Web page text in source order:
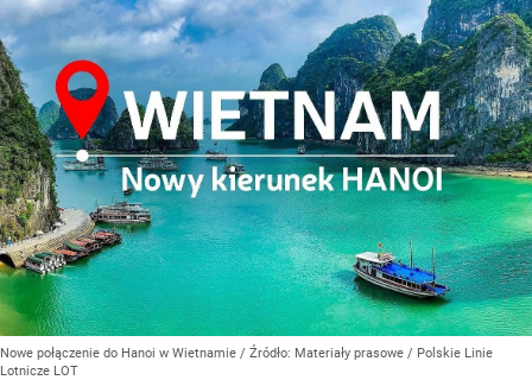
Nowe połączenie do Hanoi w Wietnamie / Źródło: Materiały prasowe / Polskie Linie
Lotnicze LOT